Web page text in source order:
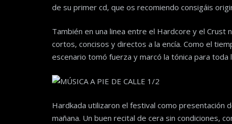
de su primer cd, que os recomiendo consigáis
También en una linea entre el Hardcore y el
cortos, concisos y directos a la encía. Como el
escenario tomó fuerza y marcó la tónica para toda
Hardkada utilizaron el festival como presentación
mañana. Un buen recital de cera sin condiciones,